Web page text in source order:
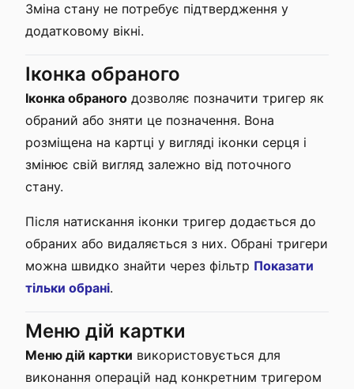
Зміна стану не потребує підтвердження у
додатковому вікні.
Іконка обраного
Іконка обраного дозволяє позначити тригер як
обраний або зняти це позначення. Вона
розміщена на картці у вигляді іконки серця і
змінює свій вигляд залежно від поточного
стану.
Після натискання іконки тригер додається до
обраних або видаляється з них. Обрані тригери
можна швидко знайти через фільтр Показати
тільки обрані.
Меню дій картки
Меню дій картки використовується для
виконання операцій над конкретним тригером